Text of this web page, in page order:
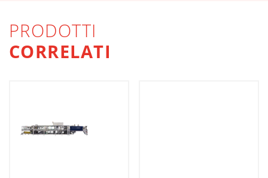
PRODOTTI
CORRELATI